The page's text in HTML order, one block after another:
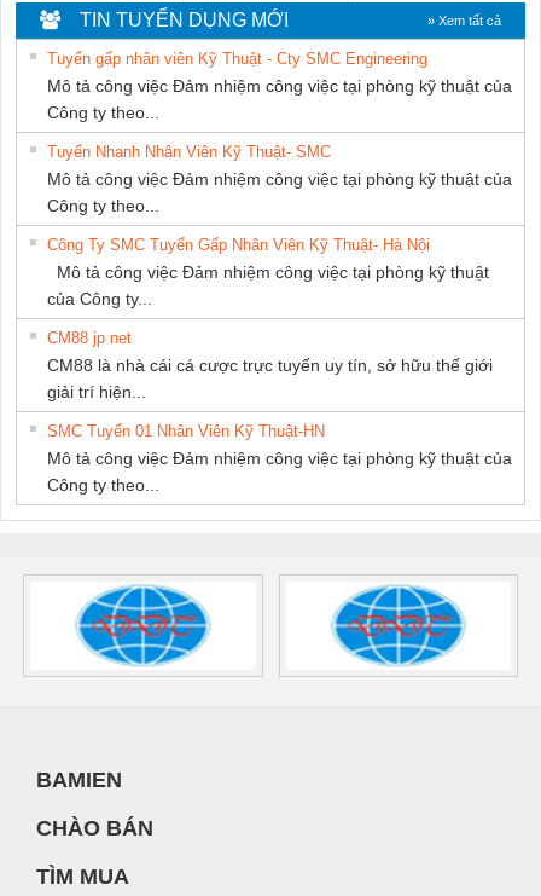
DỊCH VỤ KỸ
THUẬT ĐIỆN CƠ
GIA HƯNG PHÁT
DONG THANH
TIN TUYỂN DỤNG MỚI » Xem tất cả
Tuyển gấp nhân viên Kỹ Thuật - Cty SMC Engineering
Mô tả công việc Đảm nhiệm công việc tại phòng kỹ thuật của
Công ty theo...
Tuyển Nhanh Nhân Viên Kỹ Thuật- SMC
Mô tả công việc Đảm nhiệm công việc tại phòng kỹ thuật của
Công ty theo...
Công Ty SMC Tuyển Gấp Nhân Viên Kỹ Thuật- Hà Nội
Mô tả công việc Đảm nhiệm công việc tại phòng kỹ thuật
của Công ty...
CM88 jp net
CM88 là nhà cái cá cược trực tuyến uy tín, sở hữu thế giới
giải trí hiện...
SMC Tuyển 01 Nhân Viên Kỹ Thuật-HN
Mô tả công việc Đảm nhiệm công việc tại phòng kỹ thuật của
Công ty theo...
BAMIEN
CHÀO BÁN
TÌM MUA